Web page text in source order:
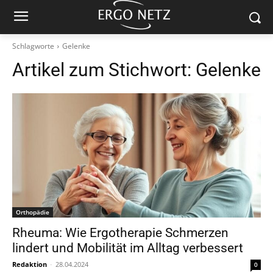
Schlagworte Gelenke
Artikel zum Stichwort: Gelenke
Orthopädie
Rheuma: Wie Ergotherapie Schmerzen
lindert und Mobilität im Alltag verbessert
Redaktion - 28.04.2024 0